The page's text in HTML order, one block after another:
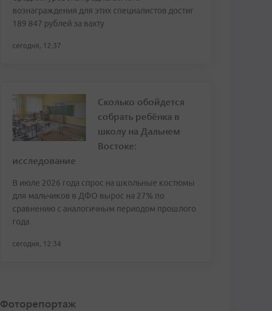
вознаграждения для этих специалистов достиг
189 847 рублей за вахту
сегодня, 12:37
Сколько обойдется
собрать ребёнка в
школу на Дальнем
Востоке:
исследование
В июле 2026 года спрос на школьные костюмы
для мальчиков в ДФО вырос на 27% по
сравнению с аналогичным периодом прошлого
года
сегодня, 12:34
Фоторепортаж